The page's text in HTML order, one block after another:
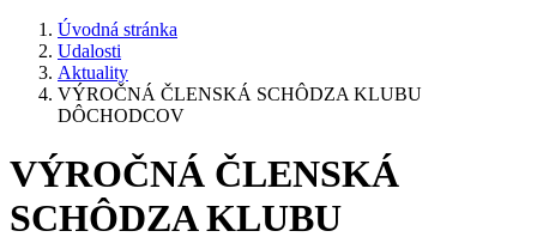
Úvodná stránka
Udalosti
Aktuality
VÝROČNÁ ČLENSKÁ SCHÔDZA KLUBU
DÔCHODCOV
VÝROČNÁ ČLENSKÁ
SCHÔDZA KLUBU